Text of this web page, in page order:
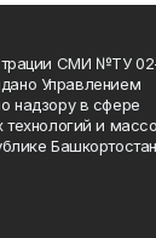
СМИ №ТУ
Управлением
надзору в сфере
и